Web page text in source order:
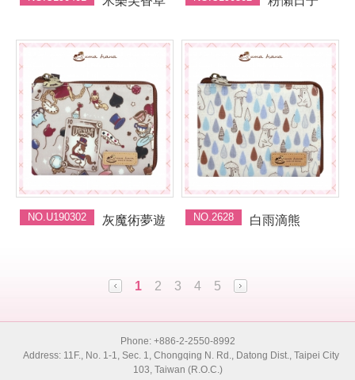
NO.U190302 灰魔術夢遊 NO.2628 白雨滴熊
1 2 3 4 5
Phone: +886-2-2550-8992
Address: 11F., No. 1-1, Sec. 1, Chongqing N. Rd., Datong Dist., Taipei City
103, Taiwan (R.O.C.)